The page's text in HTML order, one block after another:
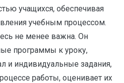
учащихся, обеспечивая
учебным процессом.
не менее важна. Он
программы к уроку,
и индивидуальные задания,
работы, оценивает их